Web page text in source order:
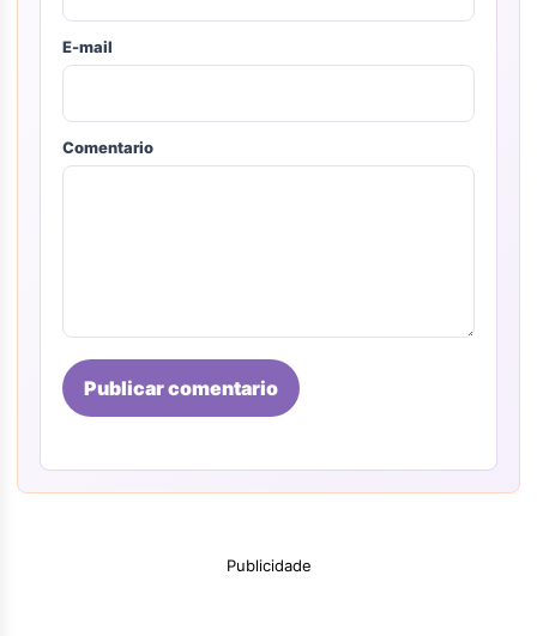
E-mail
Comentario
Publicar comentario
Publicidade